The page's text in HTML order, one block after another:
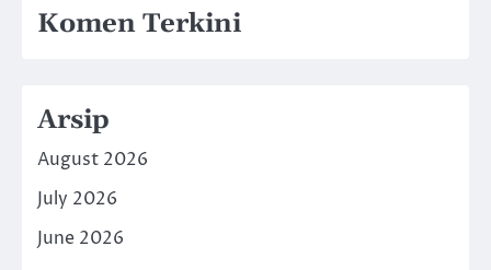
Komen Terkini
Arsip
August 2026
July 2026
June 2026